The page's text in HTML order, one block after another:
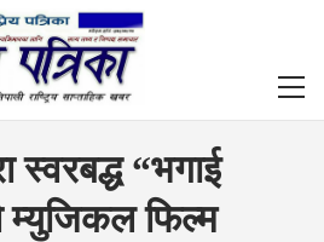
स्वरबद्ध “भगाई
म्युजिकल फिल्म